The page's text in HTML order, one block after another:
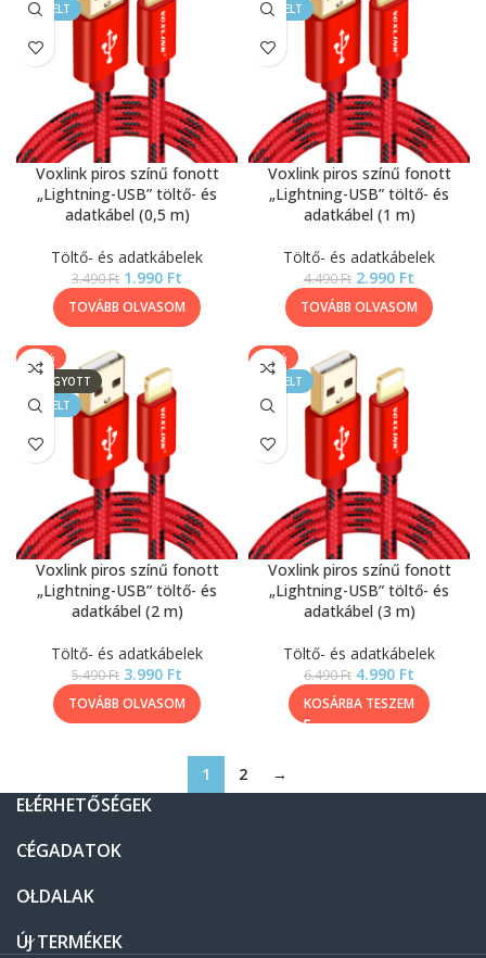
KIEMELT
Voxlink piros színű fonott
„Lightning-USB” töltő- és
adatkábel (0,5 m)
Töltő- és adatkábelek
3.490Ft 1.990 Ft
TOVÁBB OLVASOM
KIEMELT
Voxlink piros színű fonott
„Lightning-USB” töltő- és
adatkábel (1 m)
Töltő- és adatkábelek
4.490Ft 2.990 Ft
TOVÁBB OLVASOM
-27%
ELFOGYOTT
KIEMELT
Voxlink piros színű fonott
„Lightning-USB” töltő- és
adatkábel (2 m)
Töltő- és adatkábelek
5.490Ft 3.990 Ft
TOVÁBB OLVASOM
-23%
KIEMELT
Voxlink piros színű fonott
„Lightning-USB” töltő- és
adatkábel (3 m)
Töltő- és adatkábelek
6.490Ft 4.990 Ft
KOSÁRBA TESZEM
1 2 →
ELÉRHETŐSÉGEK
CÉGADATOK
OLDALAK
ÚJ TERMÉKEK